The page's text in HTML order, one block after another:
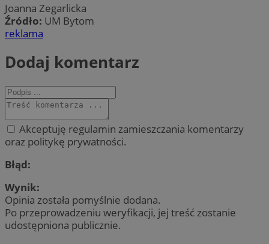
Joanna Zegarlicka
Źródło: UM Bytom
reklama
Dodaj komentarz
Akceptuję regulamin zamieszczania komentarzy
oraz politykę prywatności.
Błąd:
Wynik:
Opinia została pomyślnie dodana.
Po przeprowadzeniu weryfikacji, jej treść zostanie
udostępniona publicznie.